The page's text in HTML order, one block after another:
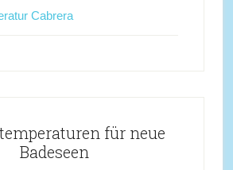
Cabrera
für neue
Badeseen